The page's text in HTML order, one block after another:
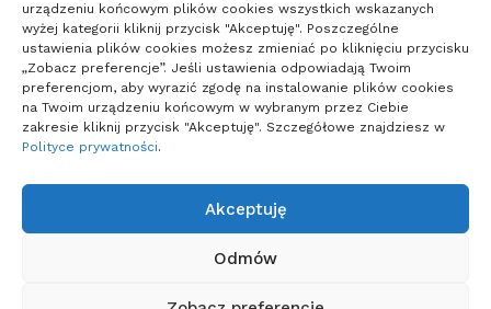
urządzeniu końcowym plików cookies wszystkich wskazanych
wyżej kategorii kliknij przycisk "Akceptuję". Poszczególne
ustawienia plików cookies możesz zmieniać po kliknięciu przycisku
„Zobacz preferencje”. Jeśli ustawienia odpowiadają Twoim
preferencjom, aby wyrazić zgodę na instalowanie plików cookies
na Twoim urządzeniu końcowym w wybranym przez Ciebie
zakresie kliknij przycisk "Akceptuję". Szczegółowe znajdziesz w
Polityce prywatności.
Akceptuję
Odmów
Poland
Potwierdzone
Projekty domów Podkarpacie